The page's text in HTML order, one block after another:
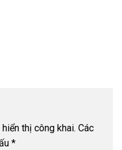
thị công khai. Các
*